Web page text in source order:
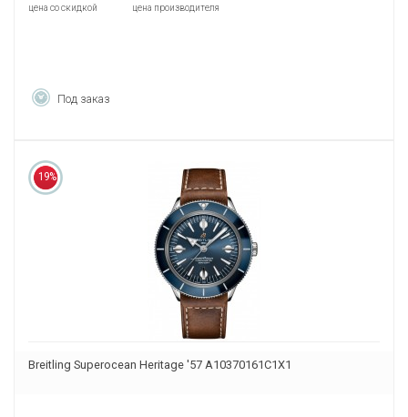
цена со скидкой цена производителя
Под заказ
19%
Breitling Superocean Heritage '57 A10370161C1X1